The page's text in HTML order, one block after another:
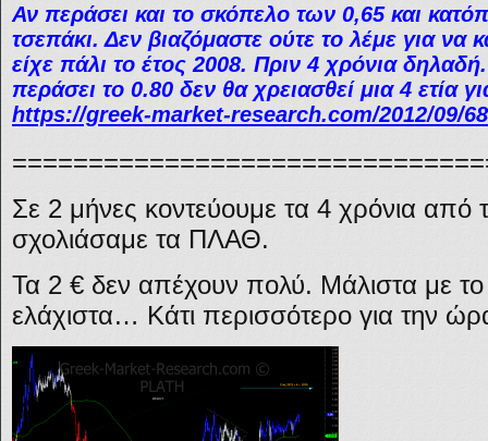
Αν περάσει και το σκόπελο των 0,65 και
τσεπάκι. Δεν βιαζόμαστε ούτε το λέμε για
είχε πάλι το έτος 2008. Πριν 4 χρόνια
περάσει το 0.80 δεν θα χρειασθεί μια 4 ετία
https://greek-market-research.com/2012/09/
Σε 2 μήνες κοντεύουμε τα 4 χρόνια από
σχολιάσαμε τα ΠΛΑΘ.
Τα 2 € δεν απέχουν πολύ. Μάλιστα με
ελάχιστα… Κάτι περισσότερο για την